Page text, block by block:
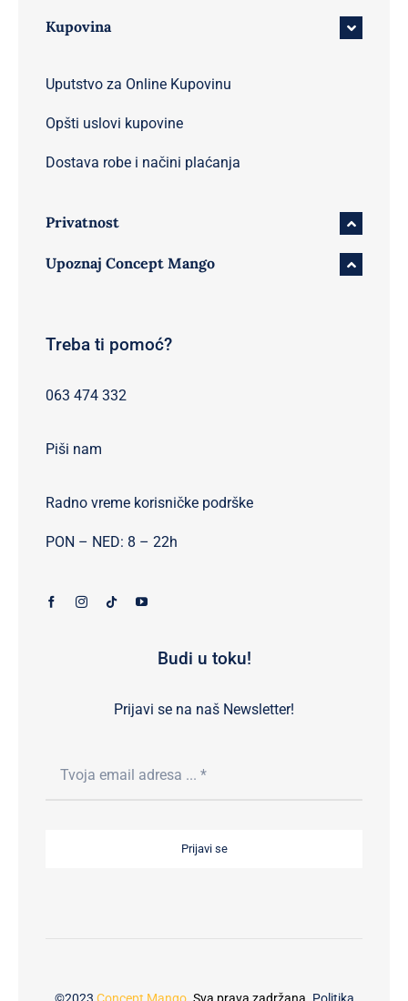
Budi u toku!
Prijavi se na naš Newsletter!
Prijavi se
Kupovina
Uputstvo za Online Kupovinu
Opšti uslovi kupovine
Dostava robe i načini plaćanja
Privatnost
Upoznaj Concept Mango
Treba ti pomoć?
063 474 332
Piši nam
Radno vreme korisničke podrške
PON – NED: 8 – 22h